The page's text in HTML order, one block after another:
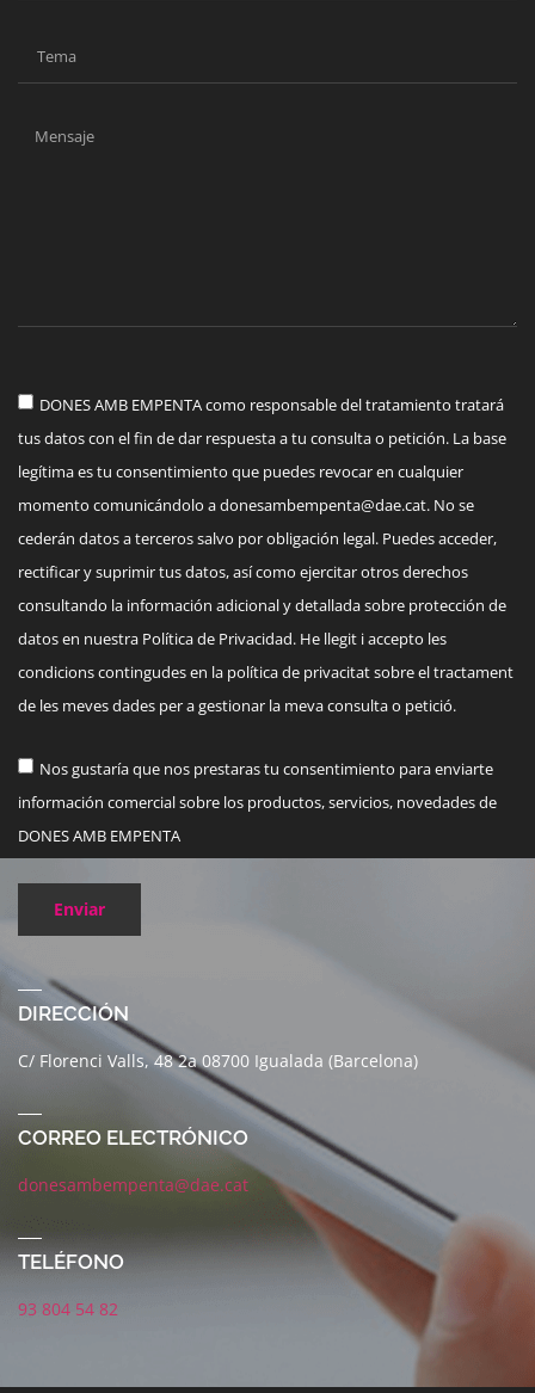
DONES AMB EMPENTA como responsable del tratamiento tratará
tus datos con el fin de dar respuesta a tu consulta o petición. La base
legítima es tu consentimiento que puedes revocar en cualquier
momento comunicándolo adonesambempenta@dae.cat. No se
cederán datos a terceros salvo por obligación legal. Puedes acceder,
rectificar y suprimir tus datos, así como ejercitar otros derechos
consultando la información adicional y detallada sobre protección de
datos en nuestra Política de Privacidad. He llegit i accepto les
condicions contingudes en la política de privacitat sobre el tractament
de les meves dades per a gestionar la meva consulta o petició.
Nos gustaría que nos prestaras tu consentimiento para enviarte
información comercial sobre los productos, servicios, novedades de
DONES AMB EMPENTA
Enviar
DIRECCIÓN
C/ Florenci Valls, 48 2a 08700 Igualada (Barcelona)
CORREO ELECTRÓNICO
donesambempenta@dae.cat
TELÉFONO
93 804 54 82